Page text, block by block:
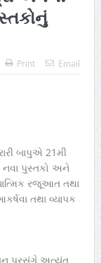
Print Email
બાપુએ 21મી
નવા પુસ્તકો અને
રજૂઆત તથા
તથા વ્યાપક
પ્રસંગે અત્યંત